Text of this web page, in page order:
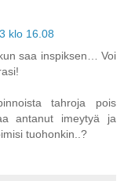
klo 16.08
saa inspiksen… Voi
tahroja pois
antanut imeytyä ja
tuohonkin..?